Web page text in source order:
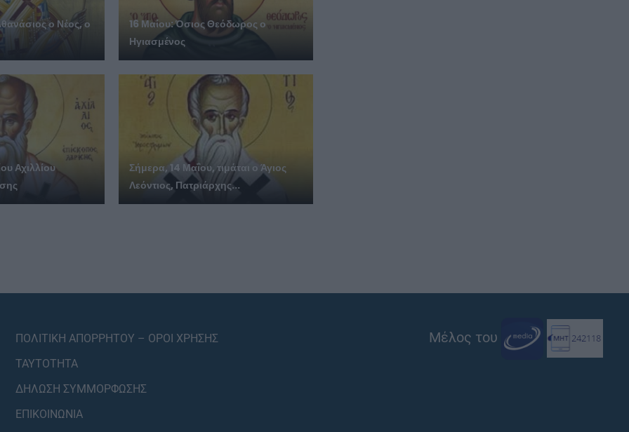
ο Νέος, ο
16 Μαίου: Όσιος Θεόδωρος ο
Ηγιασμένος
Αχιλλίου
Σήμερα, 14 Μαΐου, τιμάται ο Άγιος
Λεόντιος, Πατριάρχης...
ΠΟΛΙΤΙΚΗ ΑΠΟΡΡΗΤΟΥ – ΟΡΟΙ ΧΡΗΣΗΣ
ΤΑΥΤΟΤΗΤΑ
ΔΗΛΩΣΗ ΣΥΜΜΟΡΦΩΣΗΣ
ΕΠΙΚΟΙΝΩΝΙΑ
Μέλος του